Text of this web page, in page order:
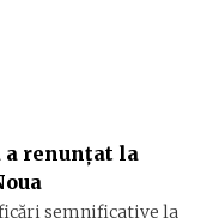
a renunțat la
semnificative la